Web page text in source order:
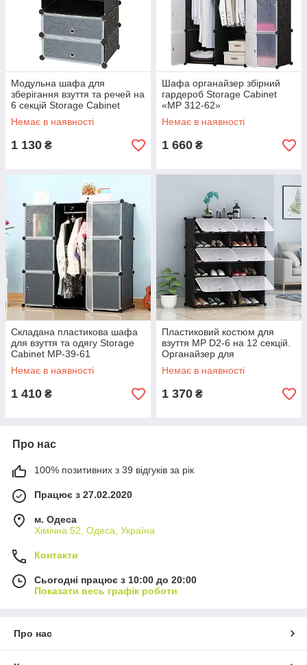
Модульна шафа для
зберігання взуття та речей на
6 секцій Storage Cabinet
(110х49х37 см).
Немає в наявності
1 130 ₴
Шафа органайзер збірний
гардероб Storage Cabinet
«МР 312-62»
(110x37x146 см).
Немає в наявності
1 660 ₴
Складана пластикова шафа
для взуття та одягу Storage
Cabinet MP-39-61
Немає в наявності
1 410 ₴
Пластиковий костюм для
взуття MP D2-6 на 12 секцій.
Органайзер для
взуття.85x21x96см
Немає в наявності
1 370 ₴
Про нас
100% позитивних з 39 відгуків за рік
Працює з 27.02.2020
м. Одеса
Хімічна 52, Одеса, Україна
Контакти
Сьогодні працює з 10:00 до 20:00
Показати весь графік роботи
Про нас